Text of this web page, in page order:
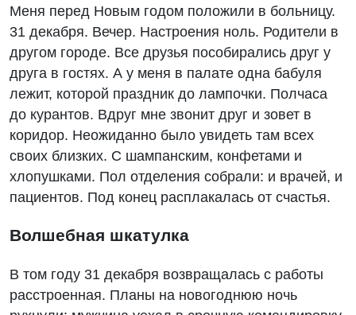
Меня перед Новым годом положили в больницу.
31 декабря. Вечер. Настроения ноль. Родители в
другом городе. Все друзья пособирались друг у
друга в гостях. А у меня в палате одна бабуля
лежит, которой праздник до лампочки. Полчаса
до курантов. Вдруг мне звонит друг и зовет в
коридор. Неожиданно было увидеть там всех
своих близких. С шампанским, конфетами и
хлопушками. Пол отделения собрали: и врачей, и
пациентов. Под конец расплакалась от счастья.
Волшебная шкатулка
В том году 31 декабря возвращалась с работы
расстроенная. Планы на новогоднюю ночь